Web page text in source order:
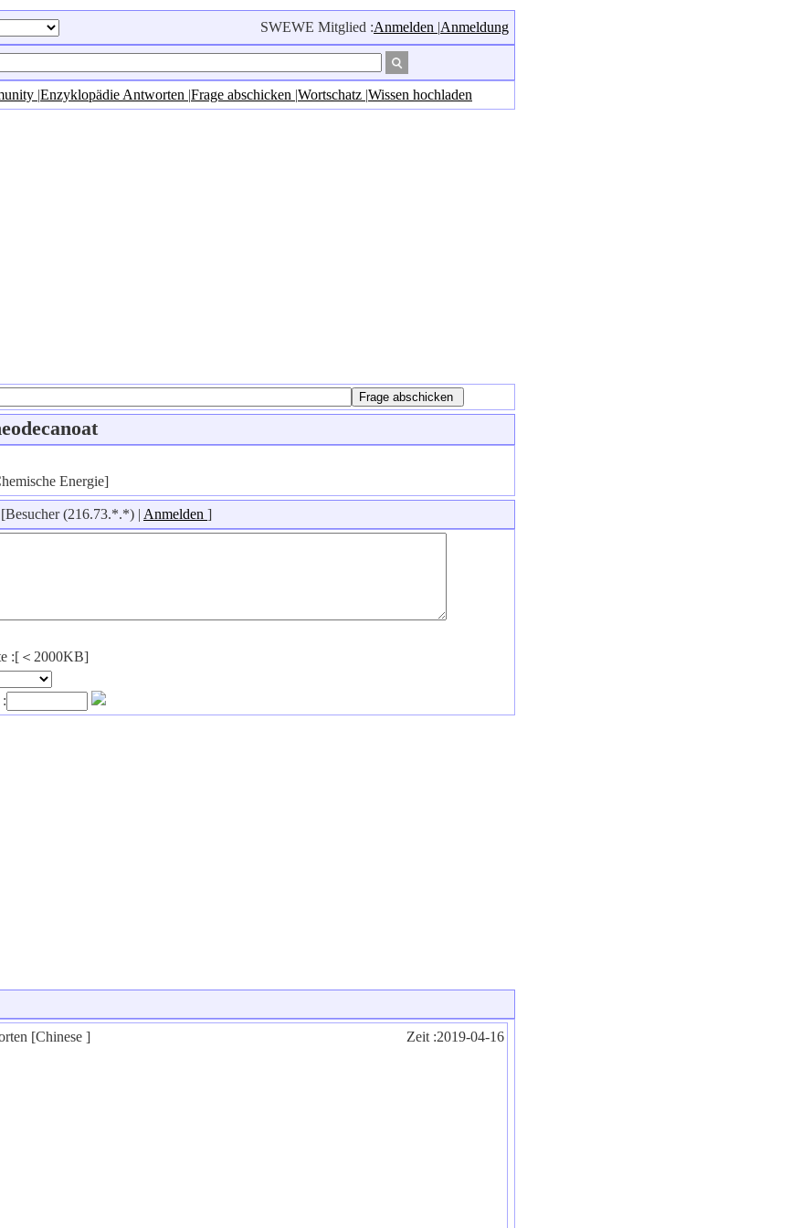
SWEWE Mitglied :Anmelden |Anmeldung
|Enzyklopädie Antworten |Frage abschicken |Wortschatz |Wissen hochladen
Energie]
[Besucher (216.73.*.*) | Anmelden ]
:[＜2000KB]
[Chinese ]
Zeit :2019-04-16